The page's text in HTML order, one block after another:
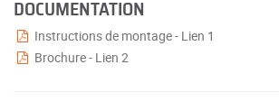
DOCUMENTATION
Instructions de montage - Lien 1
Brochure - Lien 2